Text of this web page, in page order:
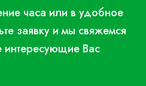
часа или в удобное
заявку и мы свяжемся
интересующие Вас